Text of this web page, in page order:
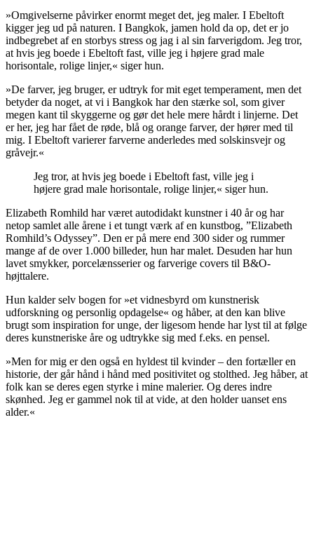
»Omgivelserne påvirker enormt meget det, jeg maler. I Ebeltoft
kigger jeg ud på naturen. I Bangkok, jamen hold da op, det er jo
indbegrebet af en storbys stress og jag i al sin farverigdom. Jeg tror,
at hvis jeg boede i Ebeltoft fast, ville jeg i højere grad male
horisontale, rolige linjer,« siger hun.
»De farver, jeg bruger, er udtryk for mit eget temperament, men det
betyder da noget, at vi i Bangkok har den stærke sol, som giver
megen kant til skyggerne og gør det hele mere hårdt i linjerne. Det
er her, jeg har fået de røde, blå og orange farver, der hører med til
mig. I Ebeltoft varierer farverne anderledes med solskinsvejr og
gråvejr.«
Jeg tror, at hvis jeg boede i Ebeltoft fast, ville jeg i
højere grad male horisontale, rolige linjer,« siger hun.
Elizabeth Romhild har været autodidakt kunstner i 40 år og har
netop samlet alle årene i et tungt værk af en kunstbog, ”Elizabeth
Romhild’s Odyssey”. Den er på mere end 300 sider og rummer
mange af de over 1.000 billeder, hun har malet. Desuden har hun
lavet smykker, porcelænsserier og farverige covers til B&O-
højttalere.
Hun kalder selv bogen for »et vidnesbyrd om kunstnerisk
udforskning og personlig opdagelse« og håber, at den kan blive
brugt som inspiration for unge, der ligesom hende har lyst til at følge
deres kunstneriske åre og udtrykke sig med f.eks. en pensel.
»Men for mig er den også en hyldest til kvinder – den fortæller en
historie, der går hånd i hånd med positivitet og stolthed. Jeg håber, at
folk kan se deres egen styrke i mine malerier. Og deres indre
skønhed. Jeg er gammel nok til at vide, at den holder uanset ens
alder.«